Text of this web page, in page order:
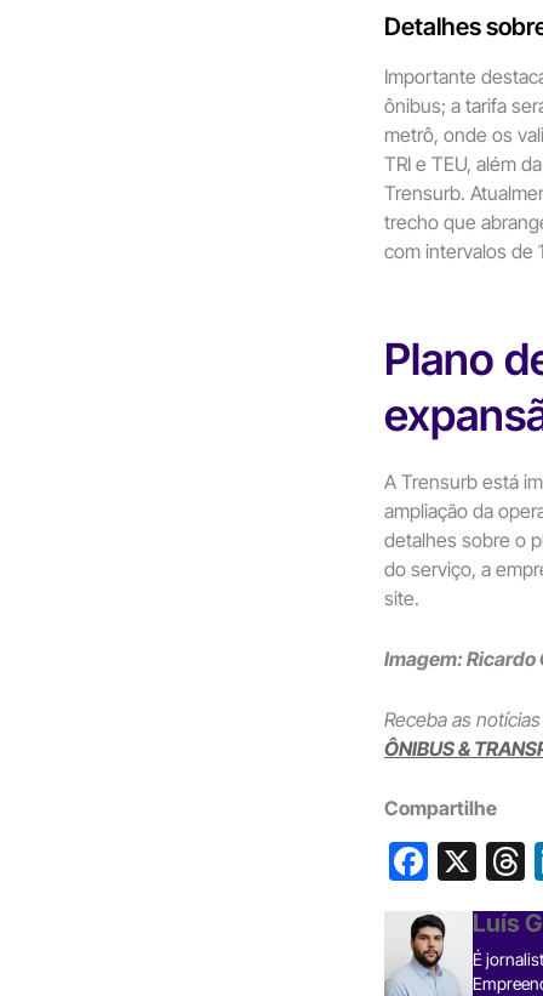
Detalhes
Importante
ônibus; a tarifa
metrô, onde os
TRI e TEU, além
Trensurb.
trecho que
com intervalos de
Plano
A Trensurb está
ampliação da
detalhes sobre o
do serviço, a
site.
Imagem: Ricardo
Receba as
ÔNIBUS &
Compartilhe
F
c
e
X
Luís
É